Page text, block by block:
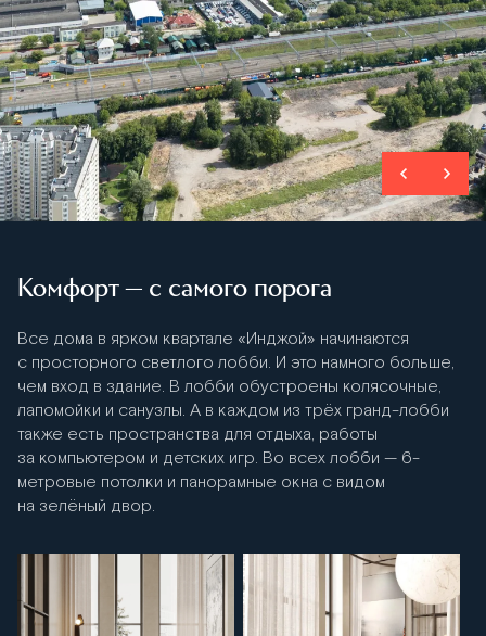
Комфорт — с самого порога
Все дома в ярком квартале «Инджой» начинаются
с просторного светлого лобби. И это намного больше,
чем вход в здание. В лобби обустроены колясочные,
лапомойки и санузлы. А в каждом из трёх гранд-лобби
также есть пространства для отдыха, работы
за компьютером и детских игр. Во всех лобби — 6-
метровые потолки и панорамные окна с видом
на зелёный двор.